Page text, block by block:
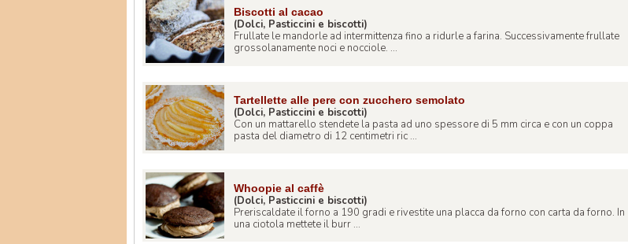
Biscotti al cacao
(Dolci, Pasticcini e biscotti)
Frullate le mandorle ad intermittenza fino a ridurle a farina. Successivamente frullate
grossolanamente noci e nocciole. ...
Tartellette alle pere con zucchero semolato
(Dolci, Pasticcini e biscotti)
Con un mattarello stendete la pasta ad uno spessore di 5 mm circa e con un coppa
pasta del diametro di 12 centimetri ric ...
Whoopie al caffè
(Dolci, Pasticcini e biscotti)
Preriscaldate il forno a 190 gradi e rivestite una placca da forno con carta da forno. In
una ciotola mettete il burr ...